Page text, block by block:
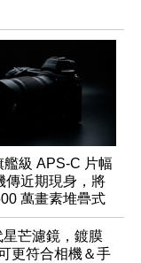
艦級 APS-C 片幅
傳近期現身，將
萬畫素堆疊式
？
星芒濾鏡，鍍膜
更符合相機＆手